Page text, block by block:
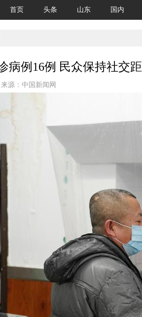
首页 头条 山东 国内
病例16例 民众保持社交
源： 中国新闻网